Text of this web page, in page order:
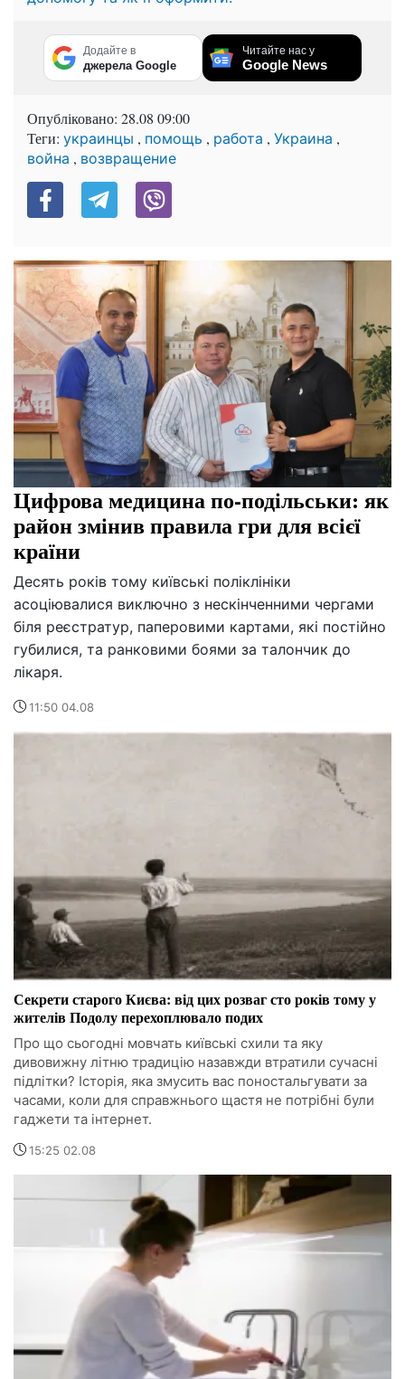
Додайте в
джерела Google
Читайте нас у
Google News
Опубліковано: 28.08 09:00
Теги: украинцы , помощь , работа , Украина ,
война , возвращение
Цифрова медицина по-подільськи: як
район змінив правила гри для всієї
країни
Десять років тому київські поліклініки
асоціювалися виключно з нескінченними чергами
біля реєстратур, паперовими картами, які постійно
губилися, та ранковими боями за талончик до
лікаря.
11:50 04.08
Секрети старого Києва: від цих розваг сто років тому у
жителів Подолу перехоплювало подих
Про що сьогодні мовчать київські схили та яку
дивовижну літню традицію назавжди втратили сучасні
підлітки? Історія, яка змусить вас поностальгувати за
часами, коли для справжнього щастя не потрібні були
гаджети та інтернет.
15:25 02.08